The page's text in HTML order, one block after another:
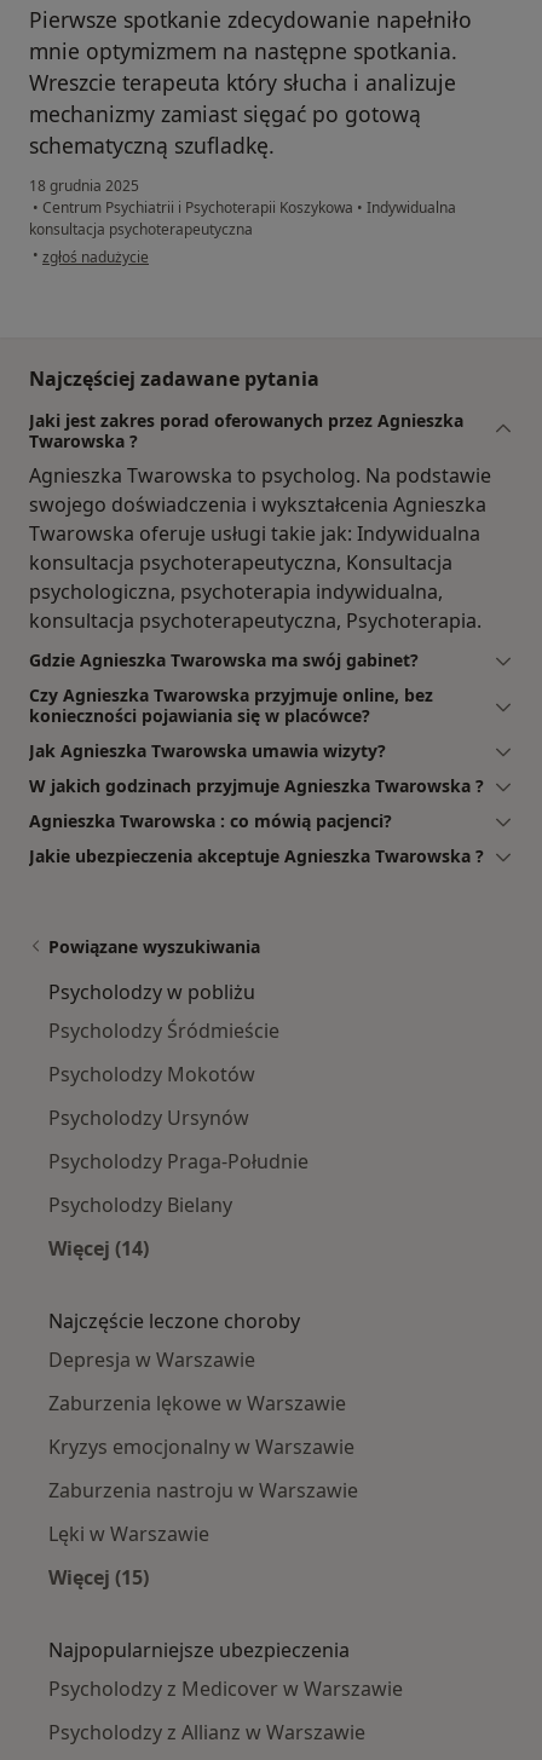
Pierwsze spotkanie zdecydowanie napełniło
mnie optymizmem na następne spotkania.
Wreszcie terapeuta który słucha i analizuje
mechanizmy zamiast sięgać po gotową
schematyczną szufladkę.
18 grudnia 2025
• Centrum Psychiatrii i Psychoterapii Koszykowa • Indywidualna
konsultacja psychoterapeutyczna
• w opinii użytkownika Jan Ogonowski
zgłoś nadużycie
Najczęściej zadawane pytania
Jaki jest zakres porad oferowanych przez Agnieszka
Twarowska ?
Agnieszka Twarowska to psycholog. Na podstawie
swojego doświadczenia i wykształcenia Agnieszka
Twarowska oferuje usługi takie jak: Indywidualna
konsultacja psychoterapeutyczna, Konsultacja
psychologiczna, psychoterapia indywidualna,
konsultacja psychoterapeutyczna, Psychoterapia.
Gdzie Agnieszka Twarowska ma swój gabinet?
Czy Agnieszka Twarowska przyjmuje online, bez
konieczności pojawiania się w placówce?
Jak Agnieszka Twarowska umawia wizyty?
W jakich godzinach przyjmuje Agnieszka Twarowska ?
Agnieszka Twarowska : co mówią pacjenci?
Jakie ubezpieczenia akceptuje Agnieszka Twarowska ?
Powiązane wyszukiwania
Psycholodzy w pobliżu
Psycholodzy Śródmieście
Psycholodzy Mokotów
Psycholodzy Ursynów
Psycholodzy Praga-Południe
Psycholodzy Bielany
Więcej (14)
Najczęście leczone choroby
Depresja w Warszawie
Zaburzenia lękowe w Warszawie
Kryzys emocjonalny w Warszawie
Zaburzenia nastroju w Warszawie
Lęki w Warszawie
Więcej (15)
Najpopularniejsze ubezpieczenia
Psycholodzy z Medicover w Warszawie
Psycholodzy z Allianz w Warszawie